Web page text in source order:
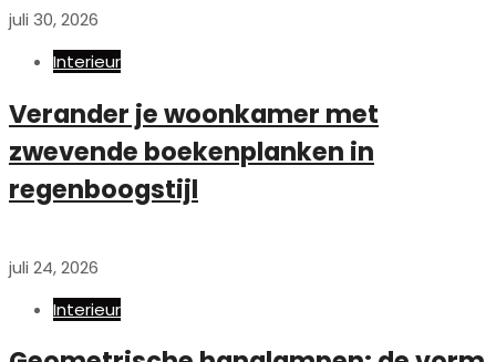
juli 30, 2026
Interieur
Verander je woonkamer met
zwevende boekenplanken in
regenboogstijl
juli 24, 2026
Interieur